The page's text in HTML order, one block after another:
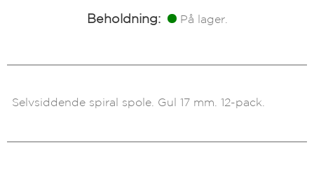
Beholdning: På lager.
Selvsiddende spiral spole. Gul 17 mm. 12-pack.